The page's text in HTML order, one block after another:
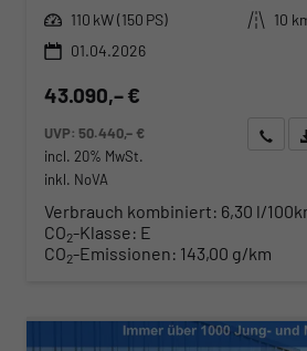
Leistung 110 kW (150 PS) Kilometerstand
10
01.04.2026
43.090,– €
UVP: 50.440,– €
incl. 20% MwSt.
inkl. NoVA
Wir
Verbrauch kombiniert: 6,30 l/
CO2-Klasse: E
CO2-Emissionen: 143,00 g/km